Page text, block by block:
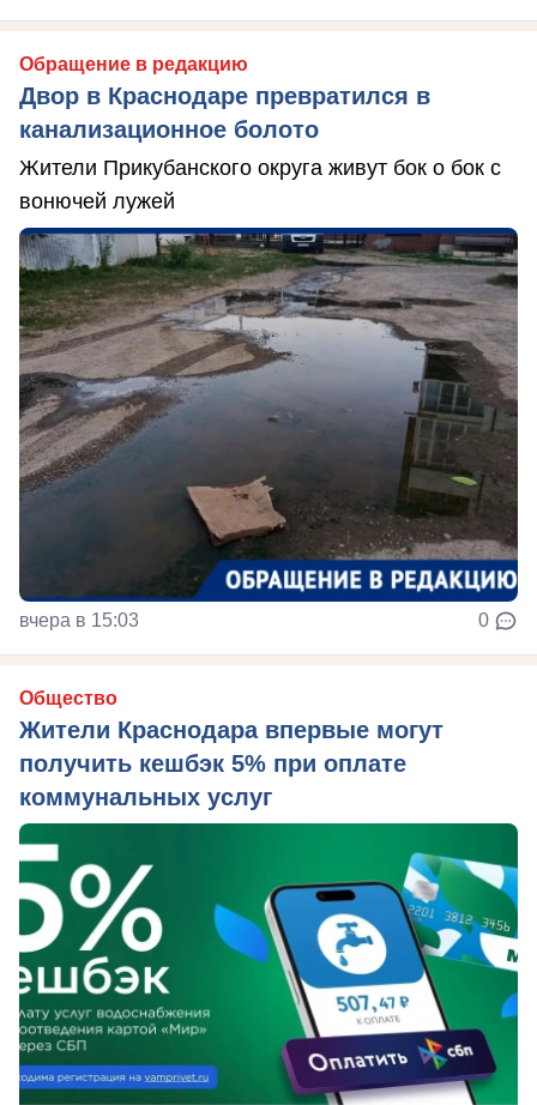
Обращение в редакцию
Двор в Краснодаре превратился в
канализационное болото
Жители Прикубанского округа живут бок о бок с
вонючей лужей
вчера в 15:03 0
Общество
Жители Краснодара впервые могут
получить кешбэк 5% при оплате
коммунальных услуг